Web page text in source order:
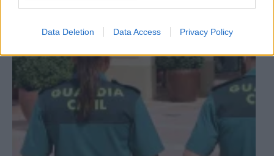
Data Deletion Data Access Privacy Policy